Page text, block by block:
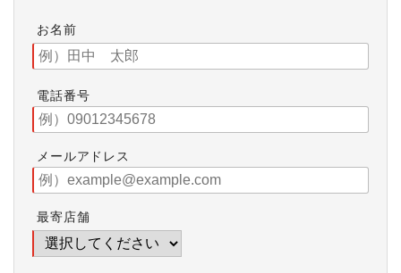
お名前
電話番号
メールアドレス
最寄店舗